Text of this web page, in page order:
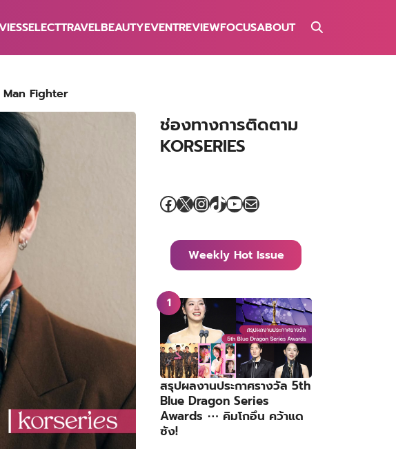
SELECTTRAVELBEAUTYEVENTREVIEWFOCUSABOUT
Man Fighter
ช่องทางการติดตาม
KORSERIES
Facebook
X Instagram
TikTok
YouTube
Mail
Weekly Hot Issue
สรุปผลงานประกาศรางวัล 5th
Blue Dragon Series
Awards ⋯ คิมโกอึน คว้าแด
ซัง!